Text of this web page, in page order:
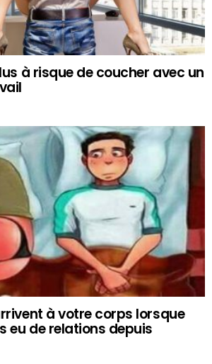
à risque de coucher avec un
à votre corps lorsque
eu de relations depuis